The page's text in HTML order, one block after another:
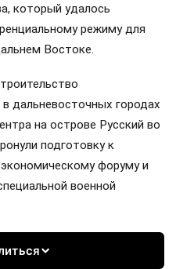
который удалось
режиму для
Востоке.
дальневосточных городах
на острове Русский во
подготовку к
форуму и
военной